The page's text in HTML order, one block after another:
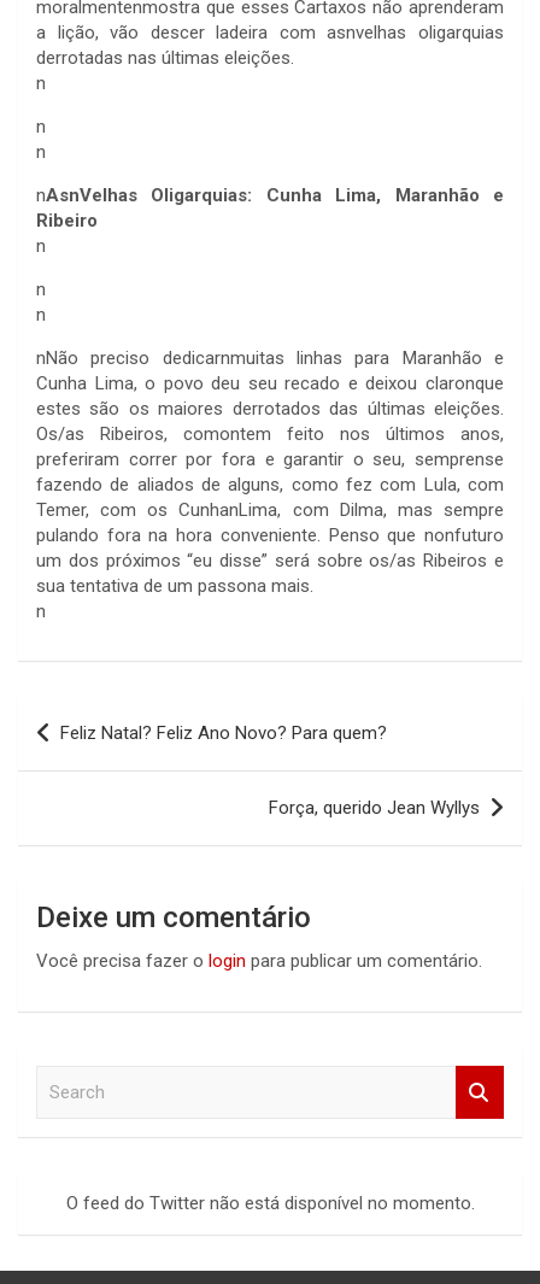
moralmentenmostra que esses Cartaxos não aprenderam
a lição, vão descer ladeira com asnvelhas oligarquias
derrotadas nas últimas eleições.
n
n
n
nAsnVelhas Oligarquias: Cunha Lima, Maranhão e
Ribeiro
n
n
n
nNão preciso dedicarnmuitas linhas para Maranhão e
Cunha Lima, o povo deu seu recado e deixou claronque
estes são os maiores derrotados das últimas eleições.
Os/as Ribeiros, comontem feito nos últimos anos,
preferiram correr por fora e garantir o seu, semprense
fazendo de aliados de alguns, como fez com Lula, com
Temer, com os CunhanLima, com Dilma, mas sempre
pulando fora na hora conveniente. Penso que nonfuturo
um dos próximos “eu disse” será sobre os/as Ribeiros e
sua tentativa de um passona mais.
n
Navegação
de
Feliz Natal? Feliz Ano Novo? Para quem?
Força, querido Jean Wyllys
Deixe um comentário
Você precisa fazer o login para publicar um comentário.
O feed do Twitter não está disponível no momento.